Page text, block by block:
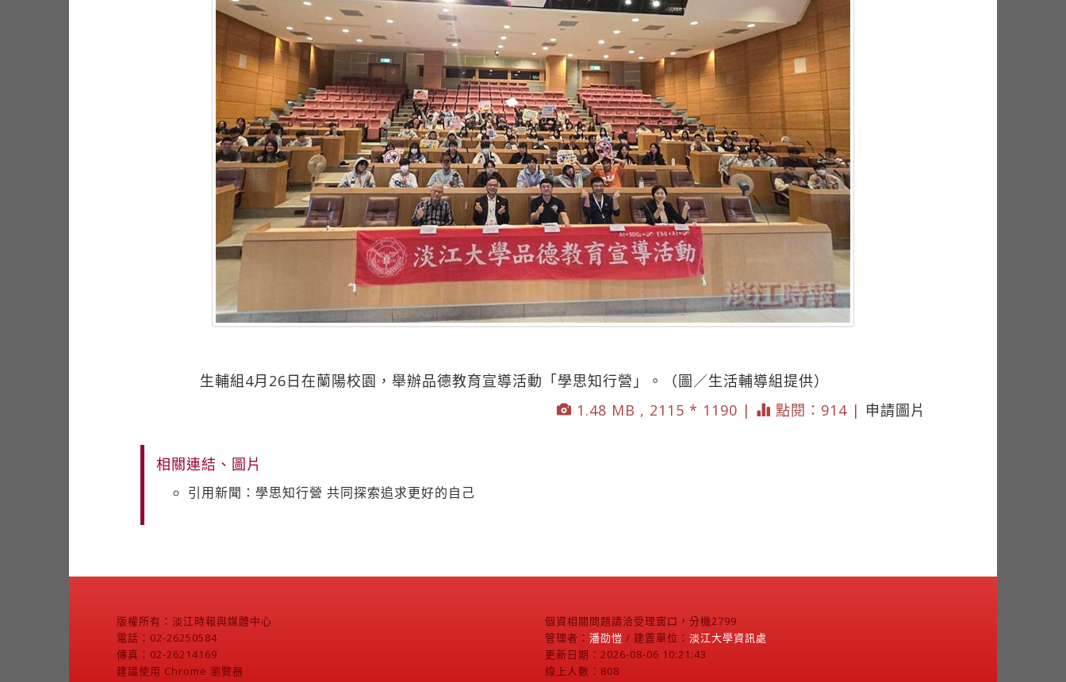
生輔組4月26日在蘭陽校園，舉辦品德教育宣導活動「學思知行營」。（圖／生活輔導組提供）
1.48 MB , 2115 * 1190 |
點閱：914 | 申請圖片
相關連結、圖片
引用新聞：學思知行營 共同探索追求更好的自己
版權所有：淡江時報與媒體中心
電話：02-26250584
傳真：02-26214169
建議使用 Chrome 瀏覽器
個資相關問題請洽受理窗口，分機2799
管理者： 潘劭愷 / 建置單位： 淡江大學資訊處
更新日期：2026-08-06 10:21:43
線上人數：808